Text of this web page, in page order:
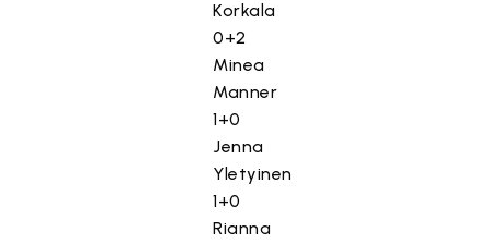
Korkala
0+2
Minea
Manner
1+0
Jenna
Yletyinen
1+0
Rianna